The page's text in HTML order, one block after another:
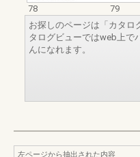
78
79
お探しのページは「カタロ
タログビューではweb上で
んになれます。
左ページから抽出された内容